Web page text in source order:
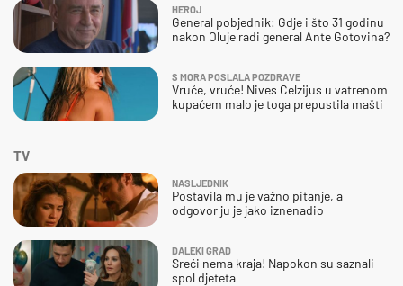
HEROJ
General pobjednik: Gdje i što 31 godinu
nakon Oluje radi general Ante Gotovina?
S MORA POSLALA POZDRAVE
Vruće, vruće! Nives Celzijus u vatrenom
kupaćem malo je toga prepustila mašti
TV
NASLJEDNIK
Postavila mu je važno pitanje, a
odgovor ju je jako iznenadio
DALEKI GRAD
Sreći nema kraja! Napokon su saznali
spol djeteta